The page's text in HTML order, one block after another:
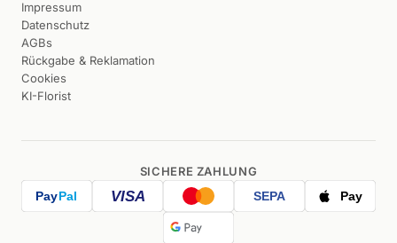
Impressum
Datenschutz
AGBs
Rückgabe & Reklamation
Cookies
KI-Florist
SICHERE ZAHLUNG
PayPal VISA SEPA Pay